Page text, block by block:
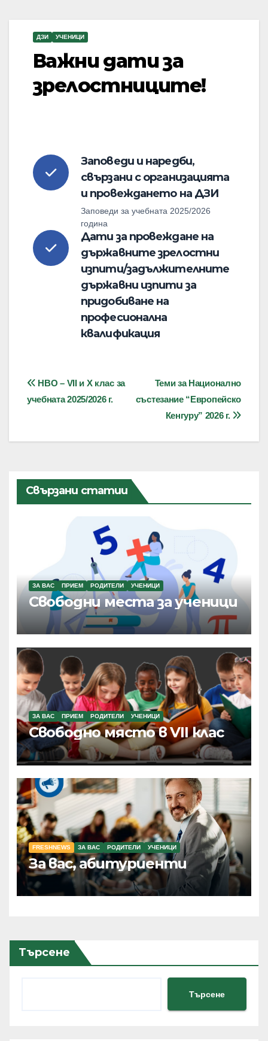
ДЗИ УЧЕНИЦИ
Важни дати за
зрелостниците!
Заповеди и наредби,
свързани с организацията
и провеждането на ДЗИ
Заповеди за учебната 2025/2026
година
Дати за провеждане на
държавните зрелостни
изпити/задължителните
държавни изпити за
придобиване на
професионална
квалификация
Навигация
Теми за Национално
състезание “Европейско
Кенгуру” 2026 г.
НВО – VII и Х клас за
учебната 2025/2026 г.
Свързани статии
ЗА ВАС ПРИЕМ РОДИТЕЛИ УЧЕНИЦИ
Свободни места за ученици
ЗА ВАС ПРИЕМ РОДИТЕЛИ УЧЕНИЦИ
Свободно място в VII клас
FRESHNEWS ЗА ВАС РОДИТЕЛИ УЧЕНИЦИ
За вас, абитуриенти
Търсене
Търсене